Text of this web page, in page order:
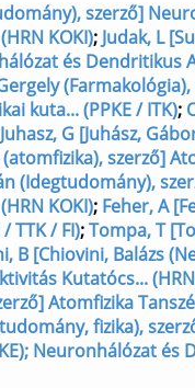
szerző]
KOKI); Judak, L
és Dendritikus
(Farmakológia),
kuta... (PPKE / ITK);
Juhasz, G [Juhász,
szerző]
(Idegtudomány),
KOKI); Feher, A
TTK / FI);Tompa, T
B [Chiovini, Balázs
Kutatócs... (HRN
Atomfizika
fizika),
Neuronhálózat és